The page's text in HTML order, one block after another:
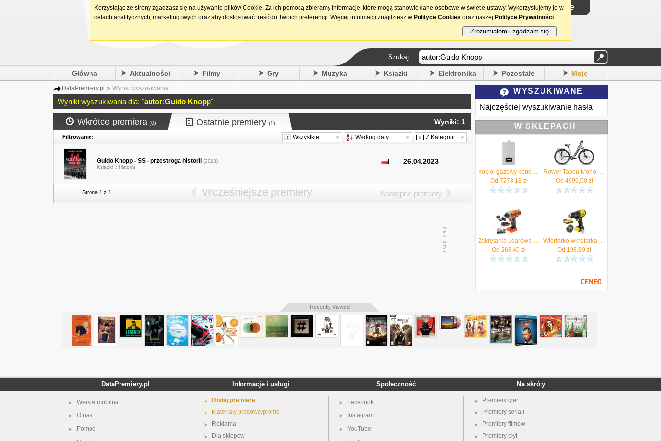
15. urodziny DataPremiery.pl Logowanie
Szukaj:
Główna Aktualności Filmy Gry Muzyka Książki Elektronika Pozostałe Moje
DataPremiery.pl » Wyniki wyszukiwania
Wyniki wyszukiwania dla: "autor:Guido Knopp"
Wkrótce premiera (0) Ostatnie premiery (1) Wyniki: 1
Filtrowanie: Wszystkie Według daty Z Kategorii
Guido Knopp - SS - przestroga historii (2023)
Książki :: Historia
26.04.2023
Strona 1 z 1 Wcześniejsze premiery Następne premiery
WYSZUKIWANE
Najczęściej wyszukiwanie hasła
W SKLEPACH
Kocioł gazowy kondensacyjny 2-funkcyjny MCR4 19/20 MI De Dietrich Autoryzowany Sprzedawca !!
Od 7278,18zł
Rower Tabou Mono Up Eco Jr KOŁO 26'' beige/red*AUTORYZOWANY SPRZEDAWCA TABOU*
Od 4999,00zł
Zakrętarka udarowa akumulatorowa 18V 155Nm 2Ah akc BLACK DECKER BDCIM18D1A - Autoryzowany Dystrybutor
Od 268,40 zł
Wiertarko-wkrętarka 18V V20 udarowa 60Nm body Stanley SFMCD716B aku 2Ah ład - Autoryzowany Dystrybutor
Od 198,80 zł
Recently Viewed
DataPremiery.pl
Wersja mobilna
O nas
Pomoc
Informacje i usługi
Dodaj premierę
Materiały prasowe/promo
Reklama
Dla sklepów
Społeczność
Facebook
Instagram
YouTube
Na skróty
Premiery gier
Premiery seriali
Premiery filmów
Premiery płyt
Korzystając ze strony zgadzasz się na używanie plików Cookie. Za ich pomocą zbieramy informacje, które mogą stanowić dane osobowe w świetle ustawy. Wykorzystujemy je w
celach analitycznych, marketingowych oraz aby dostosować treść do Twoich preferencji. Więcej informacji znajdziesz w Polityce Cookies oraz naszej Polityce Prywatności.
Zrozumiałem i zgadzam się